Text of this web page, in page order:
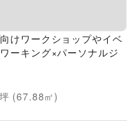
けワークショップやイベ
ーキング×パーソナルジ
坪 (67.88㎡)